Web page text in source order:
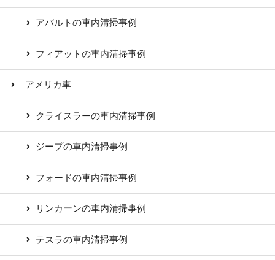
アバルトの車内清掃事例
フィアットの車内清掃事例
アメリカ車
クライスラーの車内清掃事例
ジープの車内清掃事例
フォードの車内清掃事例
リンカーンの車内清掃事例
テスラの車内清掃事例